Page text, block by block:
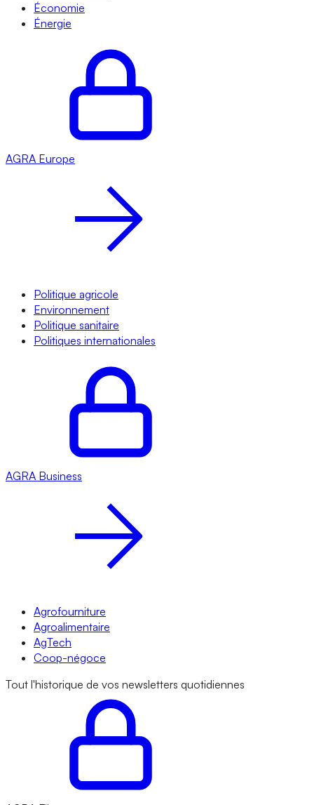
Économie
Énergie
AGRA Europe
Politique agricole
Environnement
Politique sanitaire
Politiques internationales
AGRA Business
Agrofourniture
Agroalimentaire
AgTech
Coop-négoce
Tout l'historique de vos newsletters quotidiennes